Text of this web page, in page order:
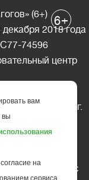
(6+)
2018 года
74596
центр
Карелия, г.
д.10, офис 211
10-45
только c
6+
вам
вы
на
сервиса